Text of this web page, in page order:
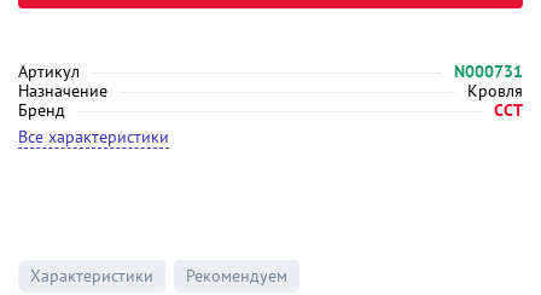
Артикул
N000731
Назначение
Кровля
Бренд
ССТ
Все характеристики
Характеристики Рекомендуем